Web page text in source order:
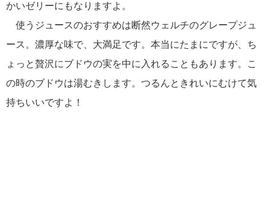
かいゼリーにもなりますよ。
使うジュースのおすすめは断然ウェルチのグレープジュ
ース。濃厚な味で、大満足です。本当にたまにですが、ち
ょっと贅沢にブドウの実を中に入れることもあります。こ
の時のブドウは湯むきします。つるんときれいにむけて気
持ちいいですよ！